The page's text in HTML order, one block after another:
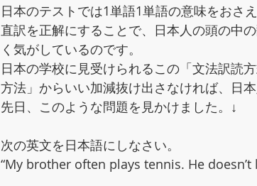
日本のテストでは1単語1単語の意味をおさ
直訳を正解にすることで、日本人の頭の中
く気がしているのです。
日本の学校に見受けられるこの「文法訳読
方法」からいい加減抜け出さなければ、日
先日、このような問題を見かけました。↓
次の英文を日本語にしなさい。
“My brother often plays tennis. He